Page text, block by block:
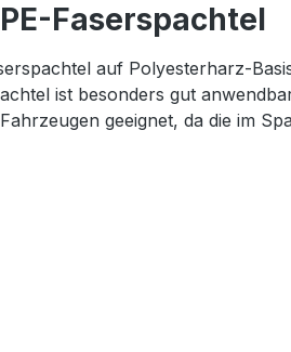
Faserspachtel
auf Polyesterharz-
ist besonders gut
geeignet, da die im